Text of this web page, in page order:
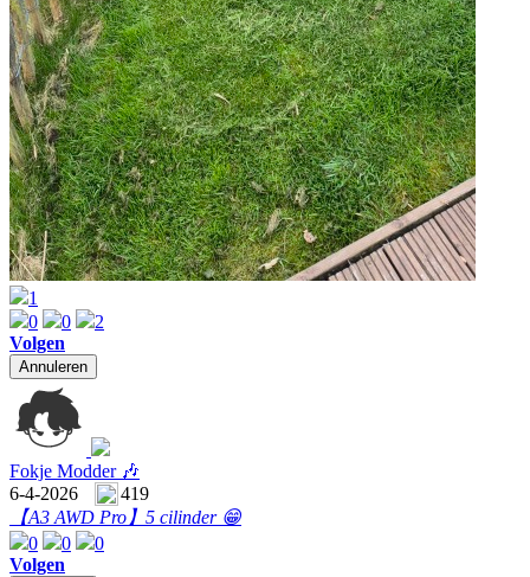
1
0
0
2
Volgen
Annuleren
Fokje Modder 🎶
6-4-2026
419
【A3 AWD Pro】 5 cilinder 😁
0
0
0
Volgen